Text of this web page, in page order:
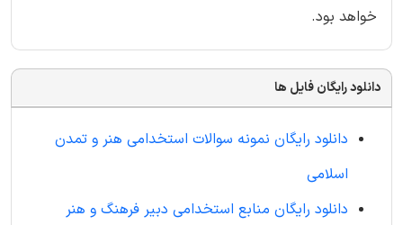
خواهد بود.
دانلود رایگان فایل ها
دانلود رایگان نمونه سوالات استخدامی هنر و تمدن
اسلامی
دانلود رایگان منابع استخدامی دبیر فرهنگ و هنر